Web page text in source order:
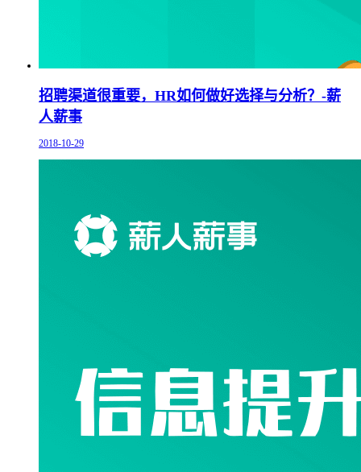
招聘渠道很重要，HR如何做好选择与分析？-薪
人薪事
2018-10-29